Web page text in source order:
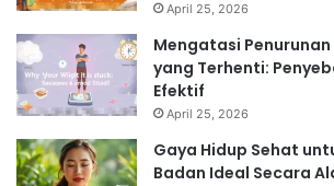
April 25, 2026
Mengatasi
yang Terhenti:
Efektif
April 25, 2026
Gaya Hidup Sehat
Badan Ideal Secara